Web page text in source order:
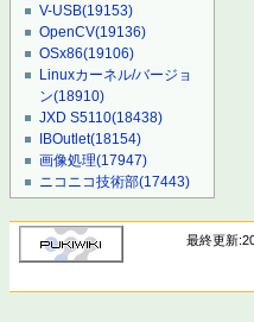
V-USB(19153)
OpenCV(19136)
OSx86(19106)
Linuxカーネル/バージョ
ン(18910)
JXD S5110(18438)
IBOutlet(18154)
画像処理(17947)
ニコニコ技術部(17443)
最終更新